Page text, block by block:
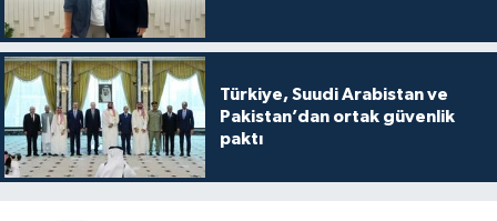
Türkiye, Suudi Arabistan ve
Pakistan’dan ortak güvenlik
paktı